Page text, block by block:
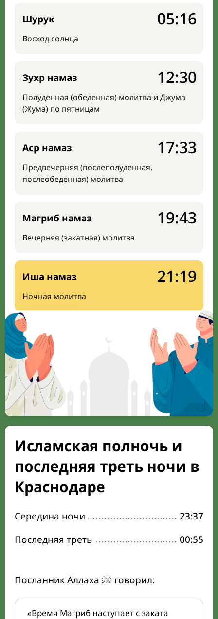
Шурук
Восход солнца
05:16
Зухр намаз
Полуденная (обеденная) молитва и Джума
(Жума) по пятницам
12:30
Аср намаз
Предвечерняя (послеполуденная,
послеобеденная) молитва
17:33
Магриб намаз
Вечерняя (закатная) молитва
19:43
Иша намаз
Ночная молитва
21:19
Исламская полночь и
последняя треть ночи в
Краснодаре
Середина ночи
23:37
Последняя треть
00:55
Посланник Аллаха ﷺ говорил:
«Время Магриб наступает с заката